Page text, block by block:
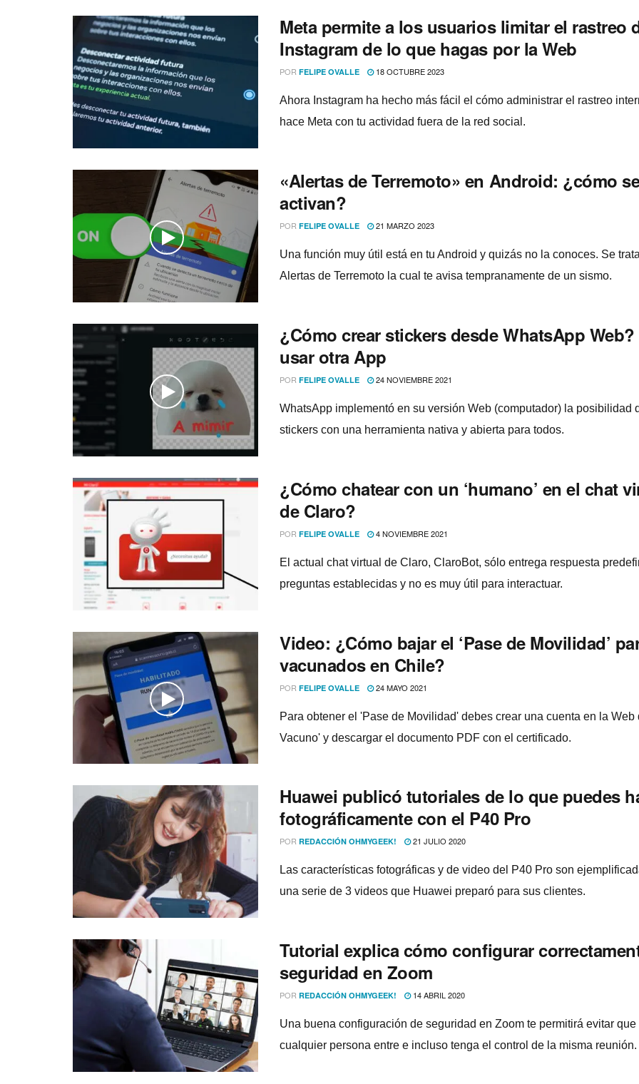
Meta permite a los usuarios limitar el rastreo
Instagram de lo que hagas por la Web
POR FELIPE OVALLE 18 OCTUBRE 2023
Ahora Instagram ha hecho más fácil el cómo administrar el rastreo
hace Meta con tu actividad fuera de la red social.
«Alertas de Terremoto» en Android: ¿cómo
activan?
POR FELIPE OVALLE 21 MARZO 2023
Una función muy útil está en tu Android y quizás no la conoces. Se
Alertas de Terremoto la cual te avisa tempranamente de un sismo.
¿Cómo crear stickers desde WhatsApp Web?
usar otra App
POR FELIPE OVALLE 24 NOVIEMBRE 2021
WhatsApp implementó en su versión Web (computador) la posibilidad
stickers con una herramienta nativa y abierta para todos.
¿Cómo chatear con un ‘humano’ en el chat
de Claro?
POR FELIPE OVALLE 4 NOVIEMBRE 2021
El actual chat virtual de Claro, ClaroBot, sólo entrega respuesta
preguntas establecidas y no es muy útil para interactuar.
Video: ¿Cómo bajar el ‘Pase de Movilidad’
vacunados en Chile?
POR FELIPE OVALLE 24 MAYO 2021
Para obtener el 'Pase de Movilidad' debes crear una cuenta en la Web
Vacuno' y descargar el documento PDF con el certificado.
Huawei publicó tutoriales de lo que puedes
fotográficamente con el P40 Pro
POR REDACCIÓN OHMYGEEK! 21 JULIO 2020
Las caracterí­sticas fotográficas y de video del P40 Pro son
una serie de 3 videos que Huawei preparó para sus clientes.
Tutorial explica cómo configurar
seguridad en Zoom
POR REDACCIÓN OHMYGEEK! 14 ABRIL 2020
Una buena configuración de seguridad en Zoom te permitirá evitar que
cualquier persona entre e incluso tenga el control de la misma reunión.